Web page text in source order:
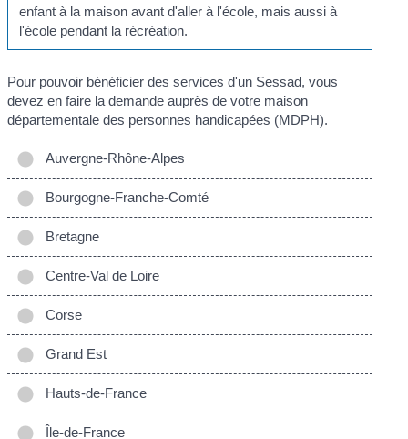
enfant à la maison avant d'aller à l'école, mais aussi à
l'école pendant la récréation.
Pour pouvoir bénéficier des services d'un Sessad, vous
devez en faire la demande auprès de votre maison
départementale des personnes handicapées (MDPH).
Auvergne-Rhône-Alpes
Bourgogne-Franche-Comté
Bretagne
Centre-Val de Loire
Corse
Grand Est
Hauts-de-France
Île-de-France